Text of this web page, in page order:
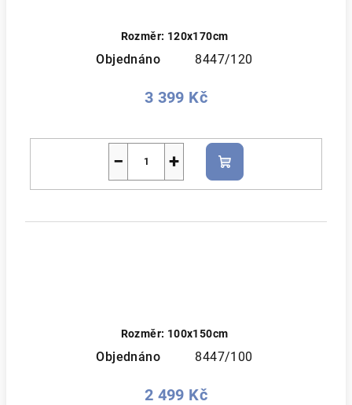
Rozměr: 120x170cm
Objednáno 8447/120
3 399 Kč
+
−
Do
košíku
Rozměr: 100x150cm
Objednáno 8447/100
2 499 Kč